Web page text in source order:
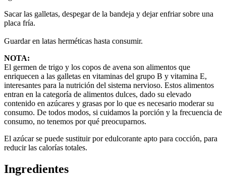
Sacar las galletas, despegar de la bandeja y dejar enfriar sobre una
placa fría.
Guardar en latas herméticas hasta consumir.
NOTA:
El germen de trigo y los copos de avena son alimentos que
enriquecen a las galletas en vitaminas del grupo B y vitamina E,
interesantes para la nutrición del sistema nervioso. Estos alimentos
entran en la categoría de alimentos dulces, dado su elevado
contenido en azúcares y grasas por lo que es necesario moderar su
consumo. De todos modos, si cuidamos la porción y la frecuencia de
consumo, no tenemos por qué preocuparnos.
El azúcar se puede sustituir por edulcorante apto para cocción, para
reducir las calorías totales.
Ingredientes